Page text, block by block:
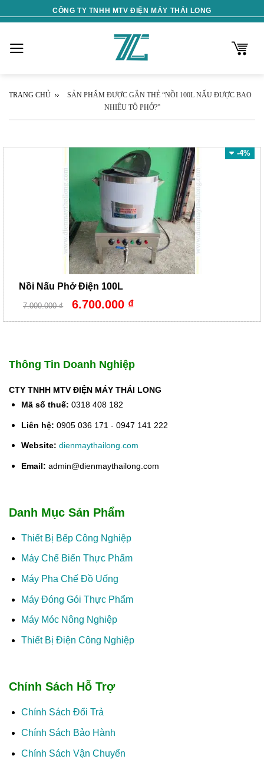
to
CÔNG TY TNHH MTV ĐIỆN MÁY THÁI LONG
TRANG CHỦ
SẢN PHẨM ĐƯỢC GẮN THẺ “NỒI 100L NẤU ĐƯỢC BAO
NHIÊU TÔ PHỞ?”
-4%
Nồi Nấu Phở Điện 100L
7.000.000₫
Giá
gốc
7.000.000 ₫.
6.700.000 ₫Giá
hiện
là:
Thông Tin Doanh Nghiệp
CTY TNHH MTV ĐIỆN MÁY THÁI LONG
Mã số thuế: 0318 408 182
Liên hệ: 0905 036 171 - 0947 141 222
Website: dienmaythailong.com
Email: admin@dienmaythailong.com
Danh Mục Sản Phẩm
Thiết Bị Bếp Công Nghiệp
Máy Chế Biến Thực Phẩm
Máy Pha Chế Đồ Uống
Máy Đóng Gói Thực Phẩm
Máy Móc Nông Nghiệp
Thiết Bị Điện Công Nghiệp
Chính Sách Hỗ Trợ
Chính Sách Đổi Trả
Chính Sách Bảo Hành
Chính Sách Vận Chuyển